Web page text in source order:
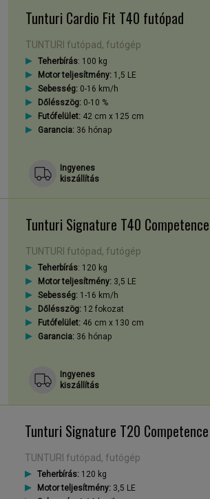
Tunturi Cardio Fit T40 futópad
TUNTURI futópad, futógép
Teherbírás: 100 kg
Motor teljesítmény: 1,5 LE
Sebesség: 0-16 km/h
Dőlésszög: 0-10 %
Futófelület: 42 cm x 125 cm
Garancia: 36 hónap
Ingyenes
kiszállítás
Tunturi Signature T40
TUNTURI futópad, futógép
Teherbírás: 120 kg
Motor teljesítmény: 3,5 LE
Sebesség: 1-16 km/h
Dőlésszög: 12 fokozat
Futófelület: 46 cm x 130 cm
Garancia: 36 hónap
Ingyenes
kiszállítás
Tunturi Signature T20
TUNTURI futópad, futógép
Teherbírás:120 kg
Motor teljesítmény:3,5 LE